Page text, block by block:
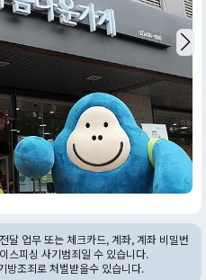
달 업무 또는 체크카드, 계좌, 계좌 비밀번
스피싱 사기범죄일 수 있습니다.
조죄로 처벌받을수 있습니다.